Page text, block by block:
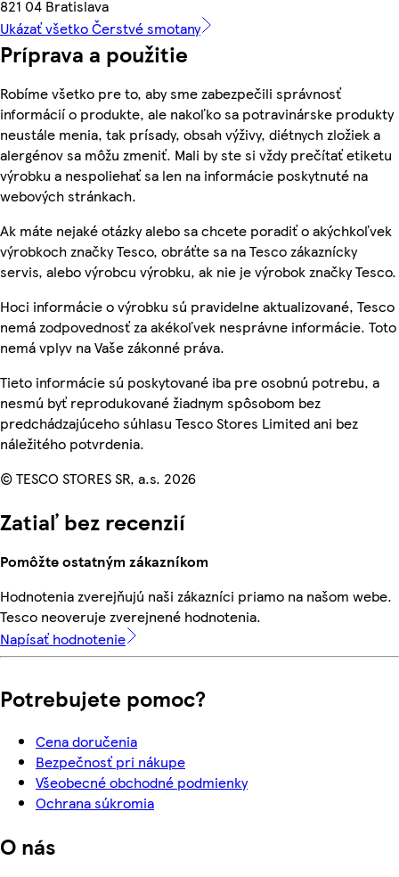
821 04 Bratislava
Ukázať všetko Čerstvé smotany
Príprava a použitie
Robíme všetko pre to, aby sme zabezpečili správnosť
informácií o produkte, ale nakoľko sa potravinárske produkty
neustále menia, tak prísady, obsah výživy, diétnych zložiek a
alergénov sa môžu zmeniť. Mali by ste si vždy prečítať etiketu
výrobku a nespoliehať sa len na informácie poskytnuté na
webových stránkach.
Ak máte nejaké otázky alebo sa chcete poradiť o akýchkoľvek
výrobkoch značky Tesco, obráťte sa na Tesco zákaznícky
servis, alebo výrobcu výrobku, ak nie je výrobok značky Tesco.
Hoci informácie o výrobku sú pravidelne aktualizované, Tesco
nemá zodpovednosť za akékoľvek nesprávne informácie. Toto
nemá vplyv na Vaše zákonné práva.
Tieto informácie sú poskytované iba pre osobnú potrebu, a
nesmú byť reprodukované žiadnym spôsobom bez
predchádzajúceho súhlasu Tesco Stores Limited ani bez
náležitého potvrdenia.
© TESCO STORES SR, a.s. 2026
Zatiaľ bez recenzií
Pomôžte ostatným zákazníkom
Hodnotenia zverejňujú naši zákazníci priamo na našom webe.
Tesco neoveruje zverejnené hodnotenia.
Napísať hodnotenie
Potrebujete pomoc?
Cena doručenia
Bezpečnosť pri nákupe
Všeobecné obchodné podmienky
Ochrana súkromia
O nás